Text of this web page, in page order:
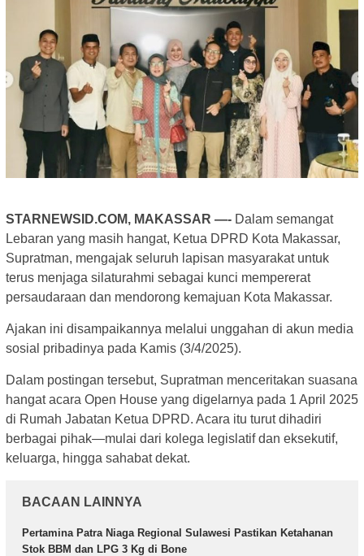
STARNEWSID.COM, MAKASSAR —- Dalam semangat
Lebaran yang masih hangat, Ketua DPRD Kota Makassar,
Supratman, mengajak seluruh lapisan masyarakat untuk
terus menjaga silaturahmi sebagai kunci mempererat
persaudaraan dan mendorong kemajuan Kota Makassar.
Ajakan ini disampaikannya melalui unggahan di akun media
sosial pribadinya pada Kamis (3/4/2025).
Dalam postingan tersebut, Supratman menceritakan suasana
hangat acara Open House yang digelarnya pada 1 April 2025
di Rumah Jabatan Ketua DPRD. Acara itu turut dihadiri
berbagai pihak—mulai dari kolega legislatif dan eksekutif,
keluarga, hingga sahabat dekat.
BACAAN LAINNYA
Pertamina Patra Niaga Regional Sulawesi Pastikan Ketahanan
Stok BBM dan LPG 3 Kg di Bone